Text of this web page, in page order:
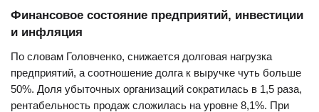
Финансовое состояние предприятий, инвестиции
и инфляция
По словам Головченко, снижается долговая нагрузка
предприятий, а соотношение долга к выручке чуть больше
50%. Доля убыточных организаций сократилась в 1,5 раза,
рентабельность продаж сложилась на уровне 8,1%. При